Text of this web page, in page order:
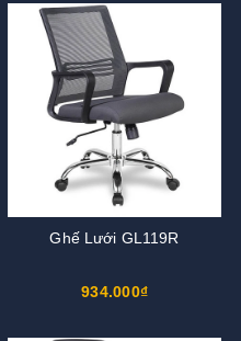
Ghế Lưới GL119R
934.000₫